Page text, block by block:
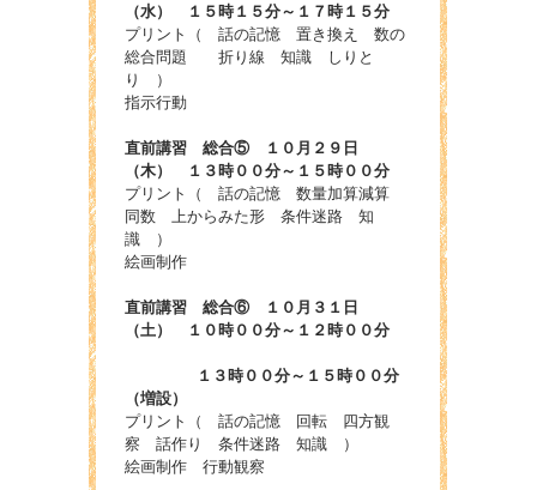
（水） １５時１５分～１７時１５分
プリント（ 話の記憶 置き換え 数の
総合問題 折り線 知識 しりと
り ）
指示行動
直前講習 総合⑤ １０月２９日
（木） １３時００分～１５時００分
プリント（ 話の記憶 数量加算減算
同数 上からみた形 条件迷路 知
識 ）
絵画制作
直前講習 総合⑥ １０月３１日
（土） １０時００分～１２時００分
１３時００分～１５時００分
（増設）
プリント（ 話の記憶 回転 四方観
察 話作り 条件迷路 知識 ）
絵画制作 行動観察